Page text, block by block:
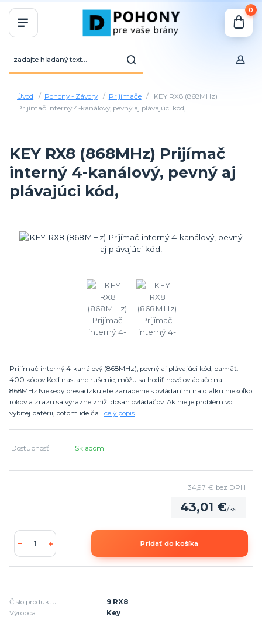
0
Úvod Pohony - Závory Prijímače
KEY RX8 (868MHz)
Prijímač interný 4-kanálový, pevný aj plávajúci kód,
KEY RX8 (868MHz) Prijímač
interný 4-kanálový, pevný aj
plávajúci kód,
Prijímač interný 4-kanálový (868MHz), pevný aj plávajúci kód, pamäť:
400 kódov Keď nastane rušenie, môžu sa hodiť nové ovládače na
868MHz.Niekedy prevádzkujete zariadenie s ovládaním na diaľku niekoľko
rokov a zrazu sa výrazne zníži dosah ovládačov. Ak nie je problém vo
vybitej batérii, potom ide ča... celý popis
Dostupnosť Skladom
43,01 €/ks
34,97 € bez DPH
Pridať do košíka
Číslo produktu:
9 RX8
Výrobca:
Key